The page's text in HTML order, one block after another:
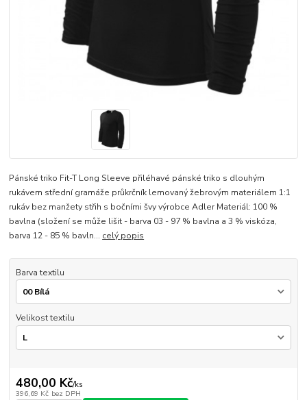
Pánské triko Fit-T Long Sleeve přiléhavé pánské triko s dlouhým
rukávem střední gramáže průkrčník lemovaný žebrovým materiálem 1:1
rukáv bez manžety střih s bočními švy výrobce Adler Materiál: 100 %
bavlna (složení se může lišit - barva 03 - 97 % bavlna a 3 % viskóza,
barva 12 - 85 % bavln... celý popis
Barva textilu
Velikost textilu
480,00 Kč/ks
396,69 Kč bez DPH